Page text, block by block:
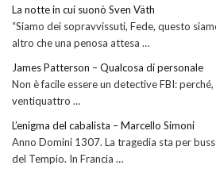
La notte in cui suonò Sven Väth
“Siamo dei sopravvissuti, Fede, questo
altro che una penosa attesa …
James Patterson – Qualcosa di personale
Non è facile essere un detective FBI:
ventiquattro …
L’enigma del cabalista – Marcello Simoni
Anno Domini 1307. La tragedia sta per
del Tempio. In Francia …